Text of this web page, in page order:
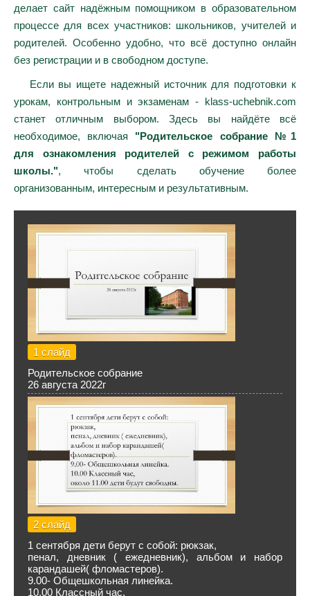
делает сайт надёжным помощником в образовательном
процессе для всех участников: школьников, учителей и
родителей. Особенно удобно, что всё доступно онлайн
без регистрации и в свободном доступе.
Если вы ищете надежный источник для подготовки к
урокам, контрольным и экзаменам - klass-uchebnik.com
станет отличным выбором. Здесь вы найдёте всё
необходимое, включая "Родительское собрание №1
для ознакомления родителей с режимом работы
школы.", чтобы сделать обучение более
организованным, интересным и результативным.
1 слайд
Родительское собрание
26 августа 2022г
2 слайд
1 сентября дети берут с собой: рюкзак,
пенал, дневник ( ежедневник), альбом и набор
карандашей( фломастеров).
9.00- Общешкольная линейка.
10.00 Классный час,